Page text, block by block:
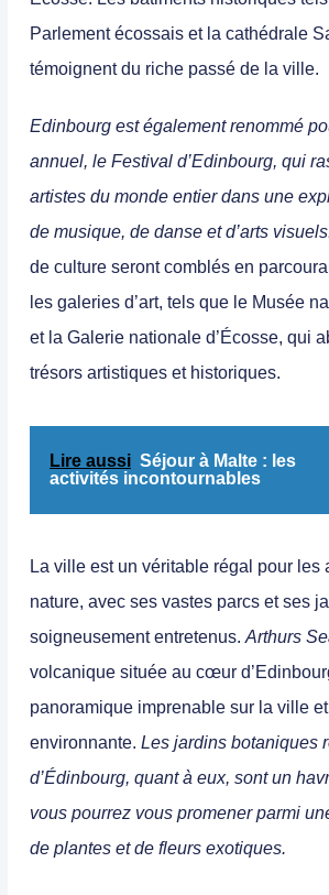
Parlement écossais et la cathédrale
témoignent du riche passé de la ville.
Edinbourg est également renommé
annuel, le Festival d’Edinbourg, qui
artistes du monde entier dans une
de musique, de danse et d’arts
de culture seront comblés en
les galeries d’art, tels que le Musée
et la Galerie nationale d’Écosse, qui
trésors artistiques et historiques.
Lire aussi Séjour à Malte : les
activités incontournables
La ville est un véritable régal pour les
nature, avec ses vastes parcs et ses
soigneusement entretenus. Arthurs
volcanique située au cœur
panoramique imprenable sur la ville
environnante. Les jardins botaniques
d’Édinbourg, quant à eux, sont un
vous pourrez vous promener parmi
de plantes et de fleurs exotiques.